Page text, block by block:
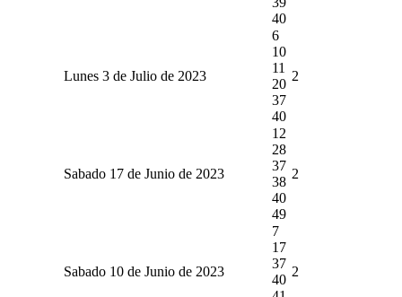
40
Lunes 3 de Julio de 2023
6
10
11
20
37
40
2
Sabado 17 de Junio de 2023
12
28
37
38
40
49
2
Sabado 10 de Junio de 2023
7
17
37
40
2